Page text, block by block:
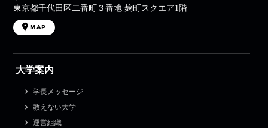
東京都千代田区二番町３番地 麹町スクエア1階
MAP
大学案内
学長メッセージ
教えない大学
運営組織